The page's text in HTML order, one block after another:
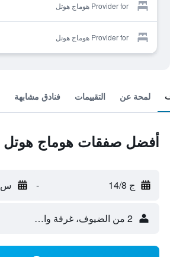
Provider for هوماج هوتل
Provider for هوماج هوتل
لمحة عن التقييمات فنادق مشابهة
أفضل صفقات هوماج هوتل
ج 14/8 - س 15/8
2 من الضيوف، غرفة واحدة